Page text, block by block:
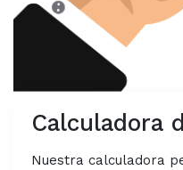
Calculadora
Nuestra calculadora